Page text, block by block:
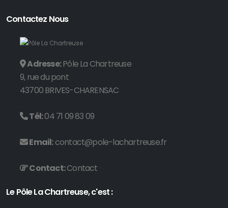
Contactez Nous
Adresse:Pôle La Chartreuse
9, rue du pont
43700 BRIVES-CHARENSAC
Tél:04 71 09 83 09
Email:contact@pole-lachartreuse.fr
Contact:Contact
Le Pôle La Chartreuse, c'est :